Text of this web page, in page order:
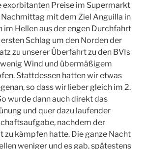
exorbitanten Preise im Supermarkt
mit dem Ziel Anguilla in
im Hellen aus der engen Durchfahrt
Schlag um den Norden der
zu unserer Überfahrt zu den BVIs
Wind und übermäßigem
Stattdessen hatten wir etwas
so dass wir lieber gleich im 2.
wurde dann auch direkt das
und quer dazu laufender
nachdem der
kämpfen hatte. Die ganze Nacht
weniger und es gab, spätestens